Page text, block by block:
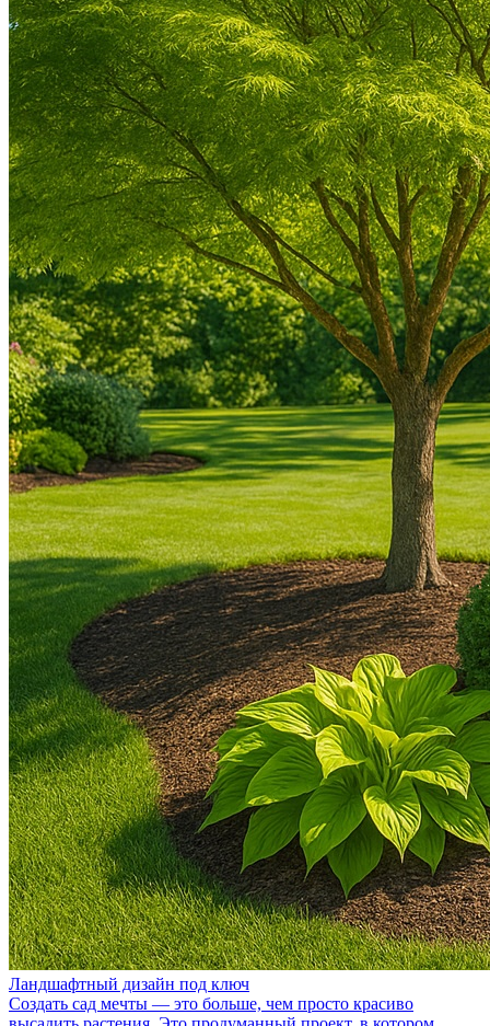
Ландшафтный дизайн под ключ
Создать сад мечты — это больше, чем просто красиво